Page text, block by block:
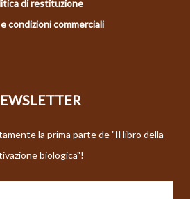
di restituzione
condizioni commerciali
la prima parte de "Il libro della
biologica"!